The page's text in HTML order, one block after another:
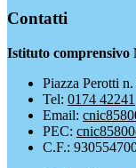
Contatti
Istituto comprensivo
Piazza Perotti
Tel: 0174 42241
Email:
PEC:
C.F.: